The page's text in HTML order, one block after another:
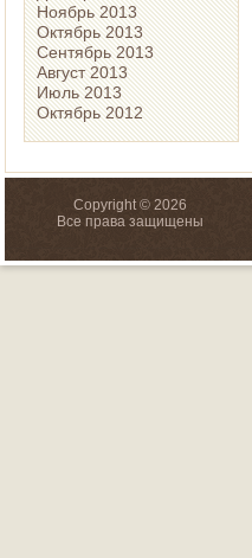
Ноябрь 2013
Октябрь 2013
Сентябрь 2013
Август 2013
Июль 2013
Октябрь 2012
Copyright © 2026
Все права защищены